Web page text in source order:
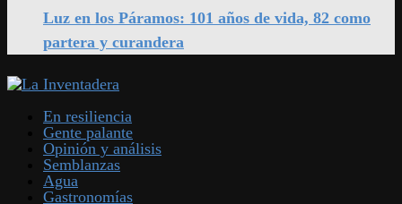
Luz en los Páramos: 101 años de vida, 82 como
partera y curandera
En resiliencia
Gente palante
Opinión y análisis
Semblanzas
Agua
Gastronomías